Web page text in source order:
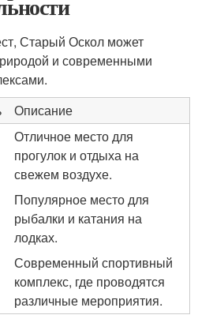
Старый Оскол может
и современными
Описание
Отличное место для
прогулок и отдыха на
свежем воздухе.
Популярное место для
рыбалки и катания на
лодках.
Современный спортивный
комплекс, где проводятся
различные мероприятия.